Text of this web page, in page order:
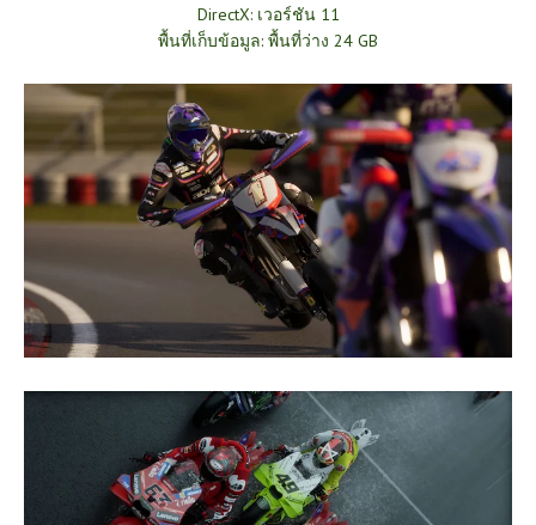
DirectX: เวอร์ชัน 11
พื้นที่เก็บข้อมูล: พื้นที่ว่าง 24 GB